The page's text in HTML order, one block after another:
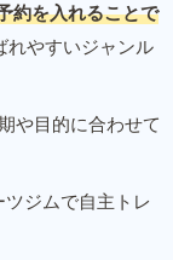
約を入れることで
れやすいジャンル
や目的に合わせて
ジムで自主トレ